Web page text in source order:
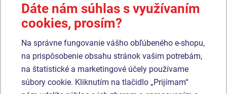
Lavička LAV0105ZD
(na zabetónovanie)
Produkt - LAV-0115ZD-10
(na zabetónovanie)
Dáte nám súhlas s využívaním
cookies, prosím?
Na správne fungovanie vášho obľúbeného e-shopu,
na prispôsobenie obsahu stránok vašim potrebám,
na štatistické a marketingové účely používame
súbory cookie. Kliknutím na tlačidlo „Prijímam“